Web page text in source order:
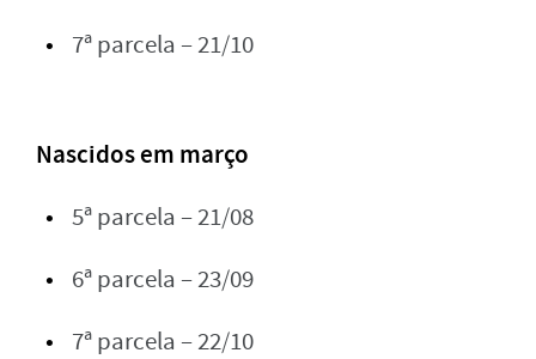
7ª parcela – 21/10
Nascidos em março
5ª parcela – 21/08
6ª parcela – 23/09
7ª parcela – 22/10